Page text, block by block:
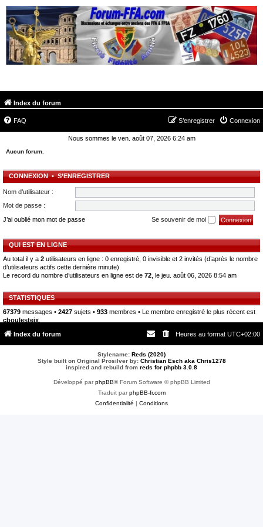
Index du forum
FAQ Connexion
S’enregistrer
Nous sommes le ven. août 07, 2026 6:24 am
Aucun forum.
CONNEXION•S’ENREGISTRER
Nom d’utilisateur :
Mot de passe :
J’ai oublié mon mot de passe
Se souvenir de moi
QUI EST EN LIGNE
Au total il y a 2 utilisateurs en ligne : 0 enregistré, 0 invisible et 2 invités (d’après le nombre
d’utilisateurs actifs cette dernière minute)
Le record du nombre d’utilisateurs en ligne est de 72 , le jeu. août 06, 2026 8:54 am
STATISTIQUES
67379 messages • 2427 sujets • 933 membres • Le membre enregistré le plus récent est
cboulesteix
Index du forum
Heures au format UTC+02:00
Stylename: Reds (2020)
Style built on Original Prosilver by: Christian Esch aka Chris1278
inspired and rebuild from reds for phpbb 3.0.8
Développé parphpBB® Forum Software © phpBB Limited
Traduit parphpBB-fr.com
Confidentialité | Conditions